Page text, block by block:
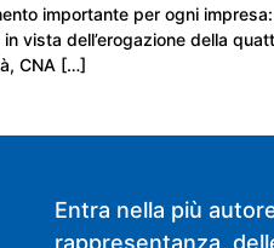
importante per ogni
vista dell’erogazione della
CNA […]
Entra nella più
rappresentanza,